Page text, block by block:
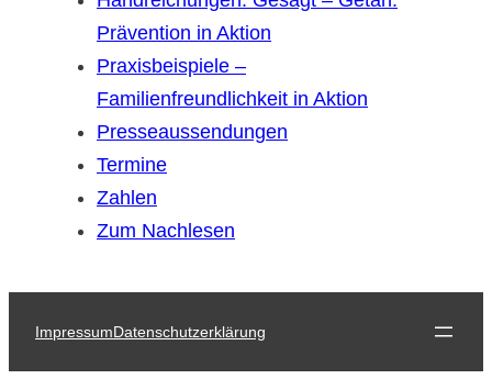
Prävention in Aktion
Praxisbeispiele –
Familienfreundlichkeit in Aktion
Presseaussendungen
Termine
Zahlen
Zum Nachlesen
ImpressumDatenschutzerklärung